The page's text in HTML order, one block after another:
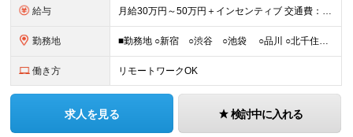
給与 月給30万円～50万円＋インセンティブ 交通費：全額支給 ※試用期間3ヶ月間は契約社員で月給25万円 ※研修先は、面談時にご相談させていただきます ☆昇給・昇格有 ☆インセンティブ有
勤務地 ■勤務地 ○新宿 ○渋谷 ○池袋 ○品川 ○北千住 ※あなたの経験やスキルに応じて研修先は、 面談時にてご相談させていただきます。 (変更の範囲)上記を除く当社関連勤務地 ■本社 東
働き方 リモートワークOK
求人を見る 検討中に入れる